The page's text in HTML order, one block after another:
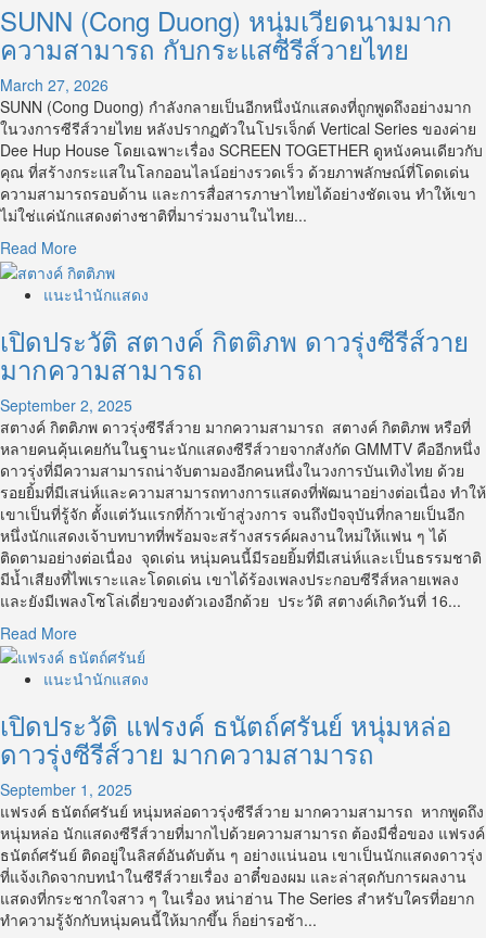
ชัย
กมล
หนุ่ม
หล่อ
จาก
ม.กรุงเทพ
สู่
พระเอก
ซี
รีส์
และ
ศิลปิน
เดี่ยว
SUNN (Cong Duong) หนุ่มเวียดนามมาก
ความสามารถ กับกระแสซีรีส์วายไทย
March 27, 2026
SUNN (Cong Duong) กำลังกลายเป็นอีกหนึ่งนักแสดงที่ถูกพูดถึงอย่างมาก
ในวงการซีรีส์วายไทย หลังปรากฏตัวในโปรเจ็กต์ Vertical Series ของค่าย
Dee Hup House โดยเฉพาะเรื่อง SCREEN TOGETHER ดูหนังคนเดียวกับ
คุณ ที่สร้างกระแสในโลกออนไลน์อย่างรวดเร็ว ด้วยภาพลักษณ์ที่โดดเด่น
ความสามารถรอบด้าน และการสื่อสารภาษาไทยได้อย่างชัดเจน ทำให้เขา
ไม่ใช่แค่นักแสดงต่างชาติที่มาร่วมงานในไทย...
Read MoreRead
more
about
(Cong
Duong)
หนุ่ม
เวียดนาม
มาก
ความ
สามารถ
กับ
กระแส
ซี
รีส์
วาย
ไทย
แนะนำนักแสดง
เปิดประวัติ สตางค์ กิตติภพ ดาวรุ่งซีรีส์วาย
มากความสามารถ
September 2, 2025
สตางค์ กิตติภพ ดาวรุ่งซีรีส์วาย มากความสามารถ สตางค์ กิตติภพ หรือที่
หลายคนคุ้นเคยกันในฐานะนักแสดงซีรีส์วายจากสังกัด GMMTV คืออีกหนึ่ง
ดาวรุ่งที่มีความสามารถน่าจับตามองอีกคนหนึ่งในวงการบันเทิงไทย ด้วย
รอยยิ้มที่มีเสน่ห์และความสามารถทางการแสดงที่พัฒนาอย่างต่อเนื่อง ทำให้
เขาเป็นที่รู้จัก ตั้งแต่วันแรกที่ก้าวเข้าสู่วงการ จนถึงปัจจุบันที่กลายเป็นอีก
หนึ่งนักแสดงเจ้าบทบาทที่พร้อมจะสร้างสรรค์ผลงานใหม่ให้แฟน ๆ ได้
ติดตามอย่างต่อเนื่อง จุดเด่น หนุ่มคนนี้มีรอยยิ้มที่มีเสน่ห์และเป็นธรรมชาติ
มีน้ำเสียงที่ไพเราะและโดดเด่น เขาได้ร้องเพลงประกอบซีรีส์หลายเพลง
และยังมีเพลงโซโล่เดี่ยวของตัวเองอีกด้วย ประวัติ สตางค์เกิดวันที่ 16...
Read MoreRead
more
about
ประวัติ
สตางค์
กิตติ
ภพ
ดาว
รุ่ง
ซี
รีส์
วาย
มาก
แนะนำนักแสดง
เปิดประวัติ แฟรงค์ ธนัตถ์ศรันย์ หนุ่มหล่อ
ดาวรุ่งซีรีส์วาย มากความสามารถ
September 1, 2025
แฟรงค์ ธนัตถ์ศรันย์ หนุ่มหล่อดาวรุ่งซีรีส์วาย มากความสามารถ หากพูดถึง
หนุ่มหล่อ นักแสดงซีรีส์วายที่มากไปด้วยความสามารถ ต้องมีชื่อของ แฟรงค์
ธนัตถ์ศรันย์ ติดอยู่ในลิสต์อันดับต้น ๆ อย่างแน่นอน เขาเป็นนักแสดงดาวรุ่ง
ที่แจ้งเกิดจากบทนำในซีรีส์วายเรื่อง อาตี๋ของผม และล่าสุดกับการผลงาน
แสดงที่กระชากใจสาว ๆ ในเรื่อง หน่าฮ่าน The Series สำหรับใครที่อยาก
ทำความรู้จักกับหนุ่มคนนี้ให้มากขึ้น ก็อย่ารอช้า...